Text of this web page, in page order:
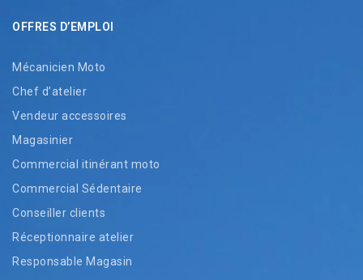
OFFRES D’EMPLOI
Mécanicien Moto
Chef d’atelier
Vendeur accessoires
Magasinier
Commercial itinérant moto
Commercial Sédentaire
Conseiller clients
Réceptionnaire atelier
Responsable Magasin